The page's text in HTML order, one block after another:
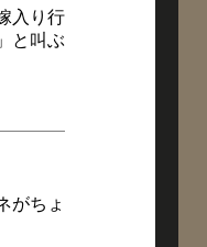
入り行
と叫ぶ
がちょ